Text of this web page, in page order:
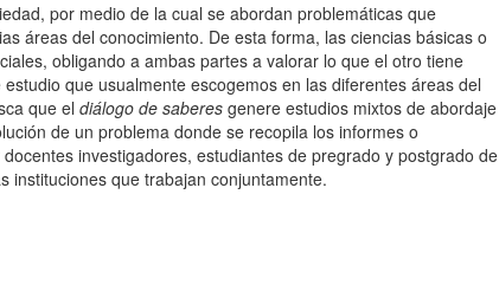
por medio de la cual se abordan problemáticas que
áreas del conocimiento. De esta forma, las ciencias básicas o
obligando a ambas partes a valorar lo que el otro tiene
que usualmente escogemos en las diferentes áreas del
que el diálogo de saberes genere estudios mixtos de abordaje
de un problema donde se recopila los informes o
investigadores, estudiantes de pregrado y postgrado de
instituciones que trabajan conjuntamente.